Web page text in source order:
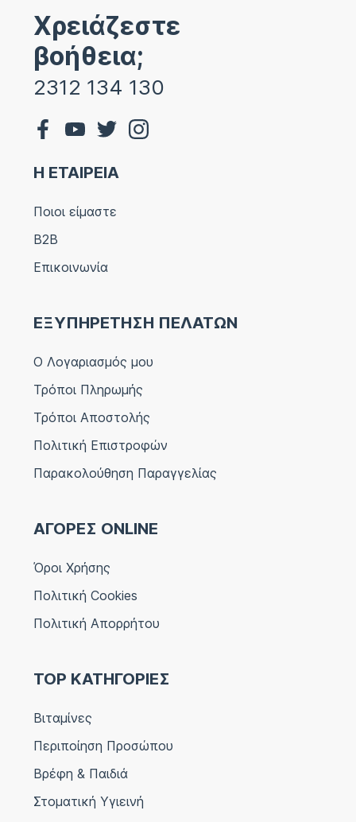
Χρειάζεστε
βοήθεια;
2312 134 130
Η ΕΤΑΙΡΕΙΑ
Ποιοι είμαστε
B2B
Επικοινωνία
ΕΞΥΠΗΡΕΤΗΣΗ ΠΕΛΑΤΩΝ
Ο Λογαριασμός μου
Τρόποι Πληρωμής
Τρόποι Αποστολής
Πολιτική Επιστροφών
Παρακολούθηση Παραγγελίας
ΑΓΟΡΕΣ ONLINE
Όροι Χρήσης
Πολιτική Cookies
Πολιτική Απορρήτου
TOP ΚΑΤΗΓΟΡΙΕΣ
Βιταμίνες
Περιποίηση Προσώπου
Βρέφη & Παιδιά
Στοματική Υγιεινή